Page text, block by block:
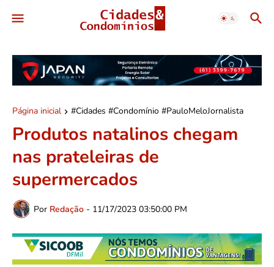
Página inicial #Cidades #Condomínio #PauloMeloJornalista
Produtos natalinos chegam
nas prateleiras de
supermercados
Por Redação - 11/17/2023 03:50:00 PM